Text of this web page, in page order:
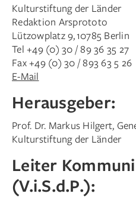
Kulturstiftung der Länder
Redaktion Arsprototo
Lützowplatz 9, 10785 Berlin
Tel +49 (0) 30 / 89 36 35 27
Fax +49 (0) 30 / 893 63 5 26
E-Mail
Herausgeber:
Prof. Dr. Markus Hilgert,
Kulturstiftung der Länder
Leiter
(V.i.S.d.P.):